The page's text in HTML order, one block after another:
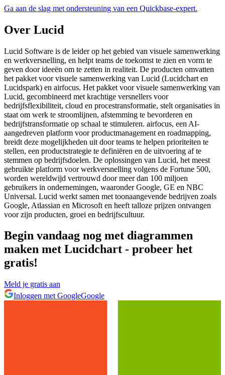
Ga aan de slag met ondersteuning van een Quickbase-expert.
Over Lucid
Lucid Software is de leider op het gebied van visuele samenwerking
en werkversnelling, en helpt teams de toekomst te zien en vorm te
geven door ideeën om te zetten in realiteit. De producten omvatten
het pakket voor visuele samenwerking van Lucid (Lucidchart en
Lucidspark) en airfocus. Het pakket voor visuele samenwerking van
Lucid, gecombineerd met krachtige versnellers voor
bedrijfsflexibiliteit, cloud en procestransformatie, stelt organisaties in
staat om werk te stroomlijnen, afstemming te bevorderen en
bedrijfstransformatie op schaal te stimuleren. airfocus, een AI-
aangedreven platform voor productmanagement en roadmapping,
breidt deze mogelijkheden uit door teams te helpen prioriteiten te
stellen, een productstrategie te definiëren en de uitvoering af te
stemmen op bedrijfsdoelen. De oplossingen van Lucid, het meest
gebruikte platform voor werkversnelling volgens de Fortune 500,
worden wereldwijd vertrouwd door meer dan 100 miljoen
gebruikers in ondernemingen, waaronder Google, GE en NBC
Universal. Lucid werkt samen met toonaangevende bedrijven zoals
Google, Atlassian en Microsoft en heeft talloze prijzen ontvangen
voor zijn producten, groei en bedrijfscultuur.
Begin vandaag nog met diagrammen
maken met Lucidchart - probeer het
gratis!
Meld je gratis aan
Inloggen met GoogleGoogle